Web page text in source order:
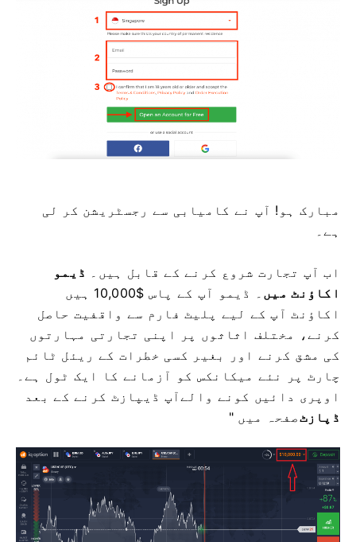
مبارک ہو! آپ نے کامیابی سے رجسٹریشن کر لی
ہے۔
اب آپ تجارت شروع کرنے کے قابل ہیں۔ ڈیمو
اکاؤنٹ میں
آپ کے پاس $10,000 ہیں ۔ ڈیمو
اکاؤنٹ آپ کے لیے پلیٹ فارم سے واقفیت حاصل
کرنے، مختلف اثاثوں پر اپنی تجارتی مہارتوں
کی مشق کرنے اور بغیر کسی خطرات کے ریئل ٹائم
چارٹ پر نئے میکانکس کو آزمانے کا ایک ٹول ہے۔
آپ ڈیپازٹ کرنے کے بعداوپری دائیں کونے والے
صفحہ میں "ڈپازٹ